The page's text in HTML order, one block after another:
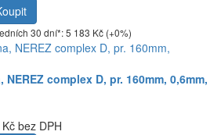
30 dní*: 5 183 Kč (+0%)
NEREZ complex D, pr. 160mm, 0,6mm,
bez DPH